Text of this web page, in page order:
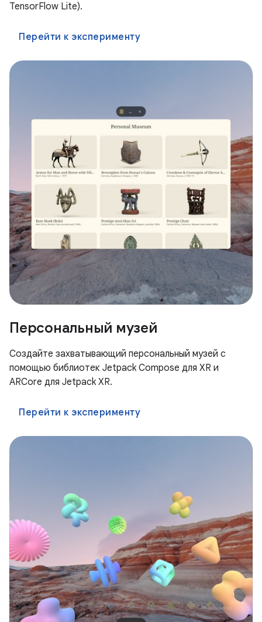
TensorFlow Lite).
Перейти к эксперименту
Персональный музей
Создайте захватывающий персональный музей с
помощью библиотек Jetpack Compose для XR и
ARCore для Jetpack XR.
Перейти к эксперименту